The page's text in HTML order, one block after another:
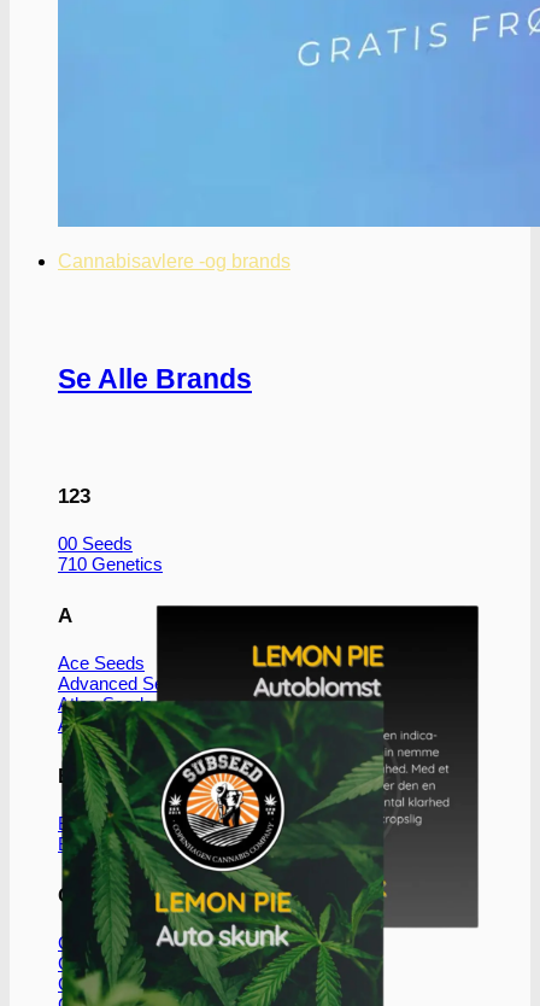
Cannabisavlere -og brands
Se Alle Brands
123
00 Seeds
710 Genetics
A
Ace Seeds
Advanced Seeds
Atlas Seeds
Azure CBD Co.
B
Barney´s Farm
Bulldog Seeds
C
Cali Connection
CBD Botanics
CBD Crew